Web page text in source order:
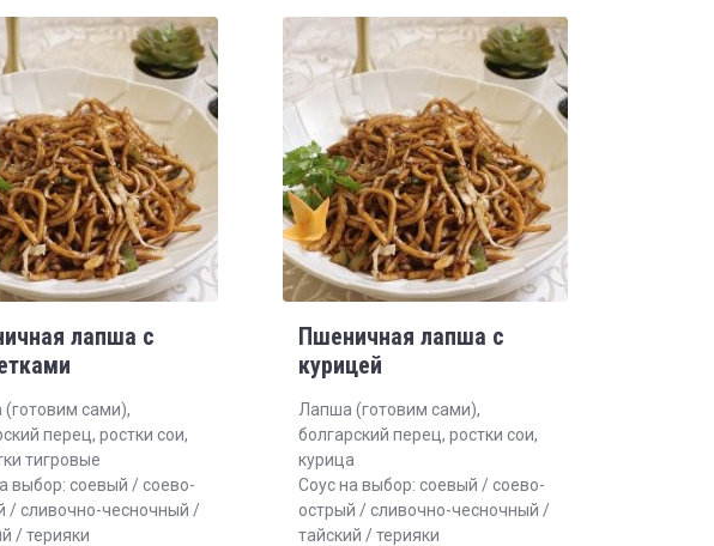
лапша с
сами),
перец, ростки сои,
тигровые
выбор: соевый / соево-
/ сливочно-чесночный /
/ терияки
Пшеничная лапша с
курицей
Лапша (готовим сами),
болгарский перец, ростки сои,
курица
Соус на выбор: соевый / соево-
острый / сливочно-чесночный /
тайский / терияки